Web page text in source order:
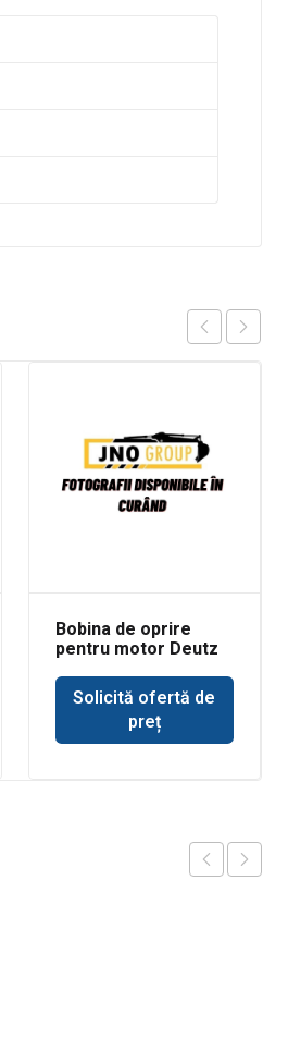
Bobina de oprire
pentru motor Deutz
Solicită ofertă de
preț